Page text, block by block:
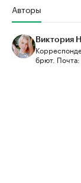
Авторы
Виктория
брют.